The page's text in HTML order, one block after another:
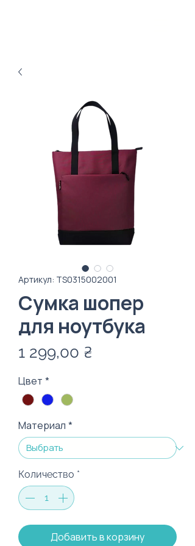
Артикул: TS0315002001
Сумка шопер
для ноутбука
1 299,00 ₴
Цвет *
Материал *
Количество *
Добавить в корзину